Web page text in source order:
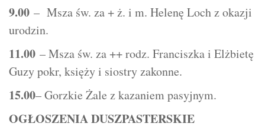
9.00 – Msza św. za + ż. i m. Helenę Loch z okazji
urodzin.
11.00 – Msza św. za ++ rodz. Franciszka i Elżbietę
Guzy pokr, księży i siostry zakonne.
15.00– Gorzkie Żale z kazaniem pasyjnym.
OGŁOSZENIA DUSZPASTERSKIE